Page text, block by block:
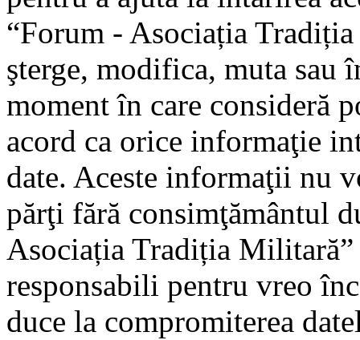
“Forum - Asociația
şterge, modifica, muta sau
moment în care consideră
acord ca orice informaţie
date. Aceste informaţii nu
părţi fără consimţământul
Asociația Tradiția
responsabili pentru vreo
duce la compromiterea